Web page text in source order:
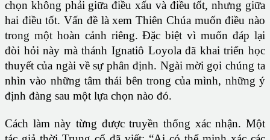
chọn không phải giữa điều xấu và điều tốt, nhưng giữa
hai điều tốt. Vấn đề là xem Thiên Chúa muốn điều nào
trong một hoàn cảnh riêng. Đặc biệt vì muốn đáp lại
đòi hỏi này mà thánh Ignatiô Loyola đã khai triển học
thuyết của ngài về sự phân định. Ngài mời gọi chúng ta
nhìn vào những tâm thái bên trong của mình, những ý
định đàng sau một lựa chọn nào đó.
Cách làm này từng được truyền thống xác nhận. Một